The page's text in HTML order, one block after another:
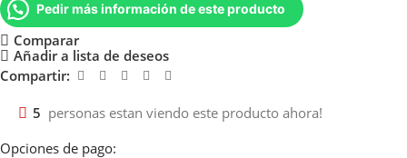
Pedir más información de este producto
Comparar
Añadir a lista de deseos
Compartir:
5 personas estan viendo este producto ahora!
Opciones de pago: